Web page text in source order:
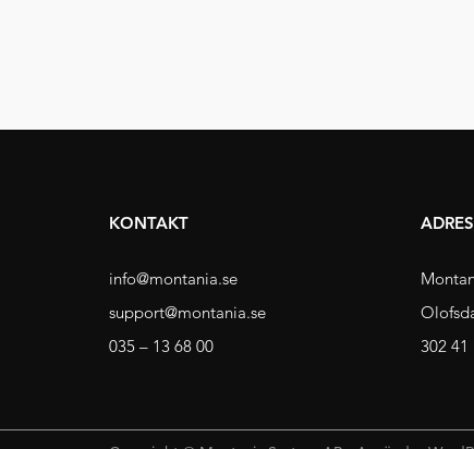
KONTAKT
info@montania.se
support@montania.se
035 – 13 68 00
302